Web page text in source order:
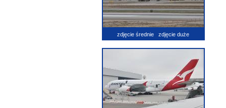
zdjęcie średnie zdjęcie duże